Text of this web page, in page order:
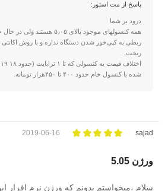
پاسخ از مت استور:
درود بر شما
همه کنسولهای موجود بالای ۵٫۰۵
ربطی به کپی‌خور شدن دستگاه نداره و با روش
ریخت.
شده با کنسول خام حدود ۴۰۰ تا ۴۵۰هزار تومانه.
sajad
2019-06-16
ورژن 5.05
سلام ،میخواستم بدونم که ورژن نرم افزار